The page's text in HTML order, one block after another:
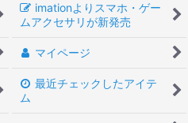
imationよりスマホ・ゲー
ムアクセサリが新発売
マイページ
最近チェックしたアイテ
ム